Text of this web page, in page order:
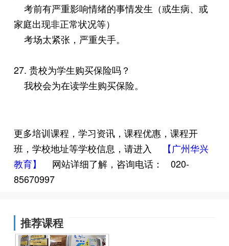
考前有严重影响情绪的事情发生（或生病、或
家庭出现非正常状况等）
考场太紧张，严重失手。
27. 贵校为学生购买保险吗？
我校会为在读学生购买保险。
更多培训课程，学习资讯，课程优惠，课程开
班，学校地址等学校信息，请进入
【广州华兴
教育】
网站详细了解，咨询电话：
020-
85670997
推荐课程